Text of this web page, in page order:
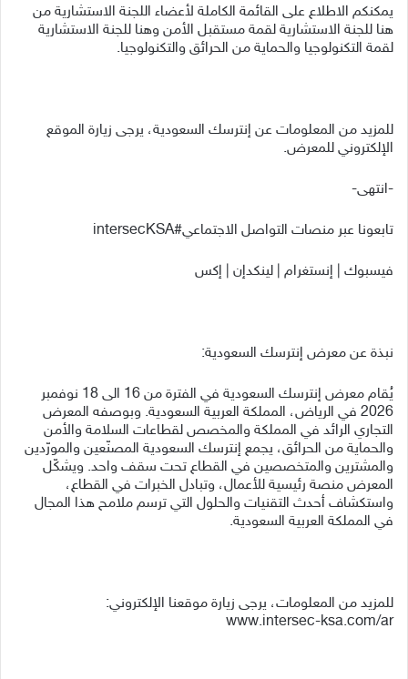
يمكنكم الاطلاع على القائمة الكاملة لأعضاء اللجنة الاستشارية من
هنا للجنة الاستشارية لقمة مستقبل الأمن وهنا للجنة الاستشارية
لقمة التكنولوجيا والحماية من الحرائق والتكنولوجيا.
للمزيد من المعلومات عن إنترسك السعودية، يرجى زيارة الموقع
الإلكتروني للمعرض.
-انتهى-
تابعونا عبر منصات التواصل الاجتماعي#intersecKSA
فيسبوك | إنستغرام | لينكدإن | إكس
نبذة عن معرض إنترسك السعودية:
يُقام معرض إنترسك السعودية في الفترة من 16 الى 18 نوفمبر
2026 في الرياض، المملكة العربية السعودية. وبوصفه المعرض
التجاري الرائد في المملكة والمخصص لقطاعات السلامة والأمن
والحماية من الحرائق، يجمع إنترسك السعودية المصنّعين والمورّدين
والمشترين والمتخصصين في القطاع تحت سقف واحد. ويشكّل
المعرض منصة رئيسية للأعمال، وتبادل الخبرات في القطاع،
واستكشاف أحدث التقنيات والحلول التي ترسم ملامح هذا المجال
في المملكة العربية السعودية.
للمزيد من المعلومات، يرجى زيارة موقعنا الإلكتروني:
www.intersec-ksa.com/ar